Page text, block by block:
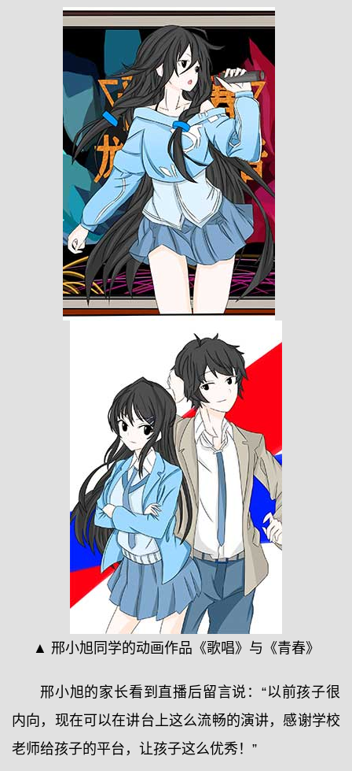
▲ 邢小旭同学的动画作品《歌唱》与《青春》
邢小旭的家长看到直播后留言说：“以前孩子很
内向，现在可以在讲台上这么流畅的演讲，感谢学校
老师给孩子的平台，让孩子这么优秀！”